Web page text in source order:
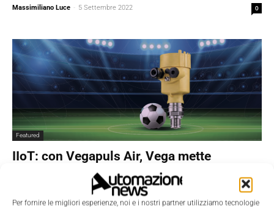
Per fornire le migliori esperienze, noi e i nostri partner utilizziamo tecnologie
Massimiliano Luce - 5 Settembre 2022 0
Featured
IIoT: con Vegapuls Air, Vega mette
l’intelligenza in un sensore
26 Maggio 2022